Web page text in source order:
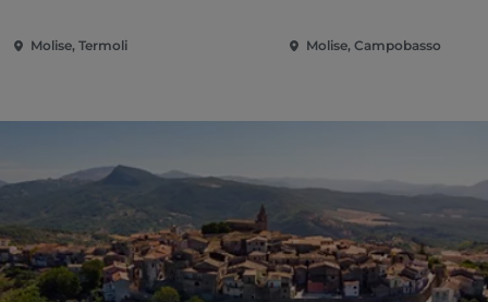
Molise, Termoli Molise, Campobasso